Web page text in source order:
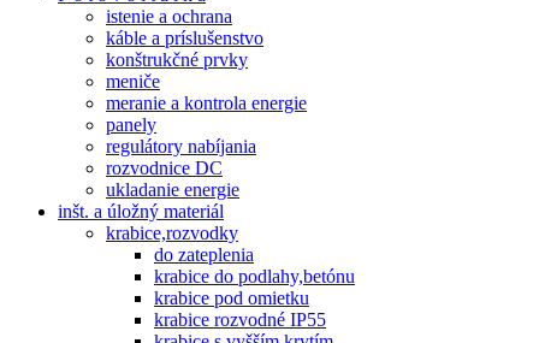
istenie a ochrana
káble a príslušenstvo
konštrukčné prvky
meniče
meranie a kontrola energie
panely
regulátory nabíjania
rozvodnice DC
ukladanie energie
inšt. a úložný materiál
krabice,rozvodky
do zateplenia
krabice do podlahy,betónu
krabice pod omietku
krabice rozvodné IP55